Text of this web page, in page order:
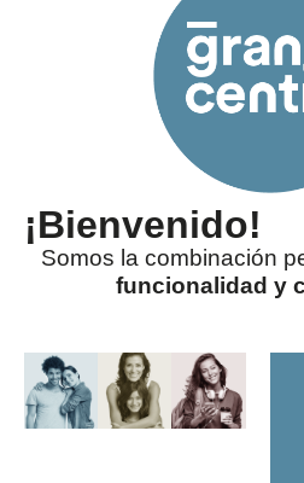
¡Bienvenido!
Somos la combinación
funcionalidad y